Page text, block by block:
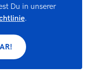
Kenntnisse
Du in unserer
.